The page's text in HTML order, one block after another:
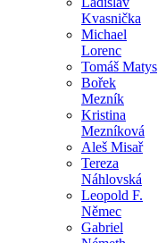
Kvasnička
Michael
Lorenc
Tomáš Matys
Bořek
Mezník
Kristina
Mezníková
Aleš Misař
Tereza
Náhlovská
Leopold F.
Němec
Gabriel